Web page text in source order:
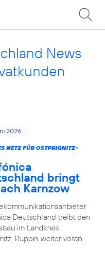
News
2026
NETZ FÜR OSTPRIGNITZ-
bringt
Karnzow
Deutschland treibt den
im Landkreis
Ruppin weiter voran